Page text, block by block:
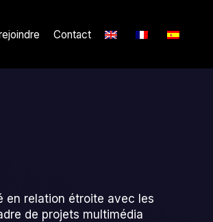
Contact
en relation étroite avec les
de projets multimédia